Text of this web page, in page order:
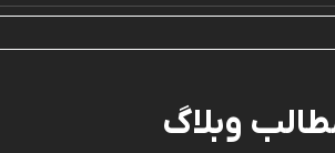
وبلاگ